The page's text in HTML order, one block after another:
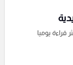
قراءة يوميا